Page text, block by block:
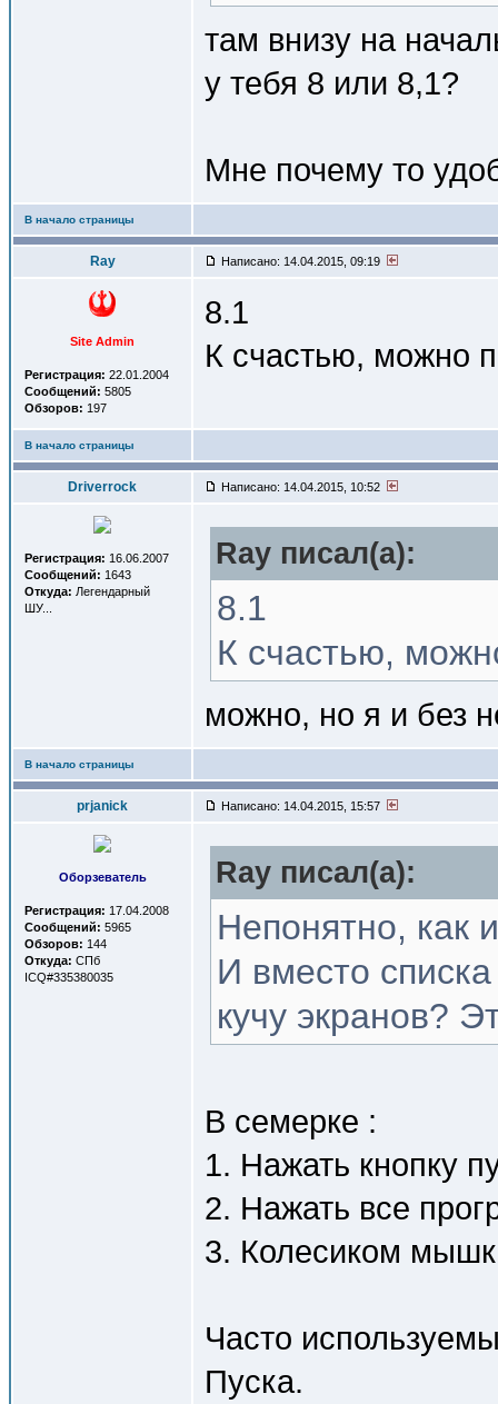
там внизу на
у тебя 8 или 8,1?
Мне почему то
В начало страницы
Ray Написано: 14.04.2015, 09:19
Site Admin
Регистрация: 22.01.2004
Сообщений: 5805
Обзоров: 197
8.1
К счастью, можно
В начало страницы
Driverrock Написано: 14.04.2015, 10:52
Регистрация: 16.06.2007
Сообщений: 1643
Откуда: Легендарный
ШУ...
Ray писал(a):
8.1
К счастью,
можно, но я и без
В начало страницы
prjanick Написано: 14.04.2015, 15:57
Оборзеватель
Регистрация: 17.04.2008
Сообщений: 5965
Обзоров: 144
Откуда: СПб
ICQ#335380035
Ray писал(a):
Непонятно, как
И вместо
кучу экранов?
В семерке :
1. Нажать кнопку
2. Нажать все
3. Колесиком
Часто
Пуска.